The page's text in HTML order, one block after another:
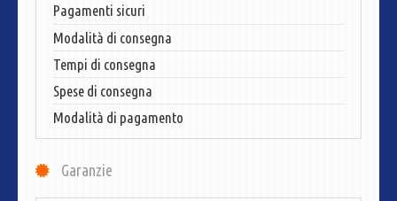
Pagamenti sicuri
Modalità di consegna
Tempi di consegna
Spese di consegna
Modalità di pagamento
Garanzie